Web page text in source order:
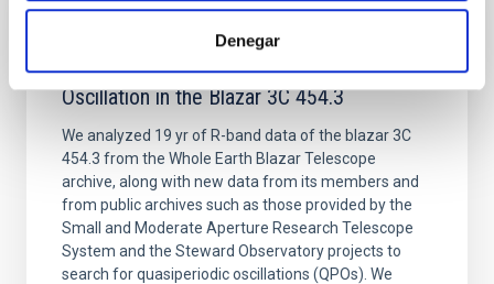
Denegar
Detection of an Optical Quasiperiodic
Oscillation in the Blazar 3C 454.3
We analyzed 19 yr of R-band data of the blazar 3C
454.3 from the Whole Earth Blazar Telescope
archive, along with new data from its members and
from public archives such as those provided by the
Small and Moderate Aperture Research Telescope
System and the Steward Observatory projects to
search for quasiperiodic oscillations (QPOs). We